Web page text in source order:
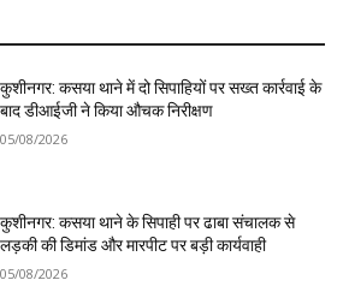
कुशीनगर: कसया थाने में दो सिपाहियों पर सख्त कार्रवाई के
बाद डीआईजी ने किया औचक निरीक्षण
05/08/2026
कुशीनगर: कसया थाने के सिपाही पर ढाबा संचालक से
लड़की की डिमांड और मारपीट पर बड़ी कार्यवाही
05/08/2026